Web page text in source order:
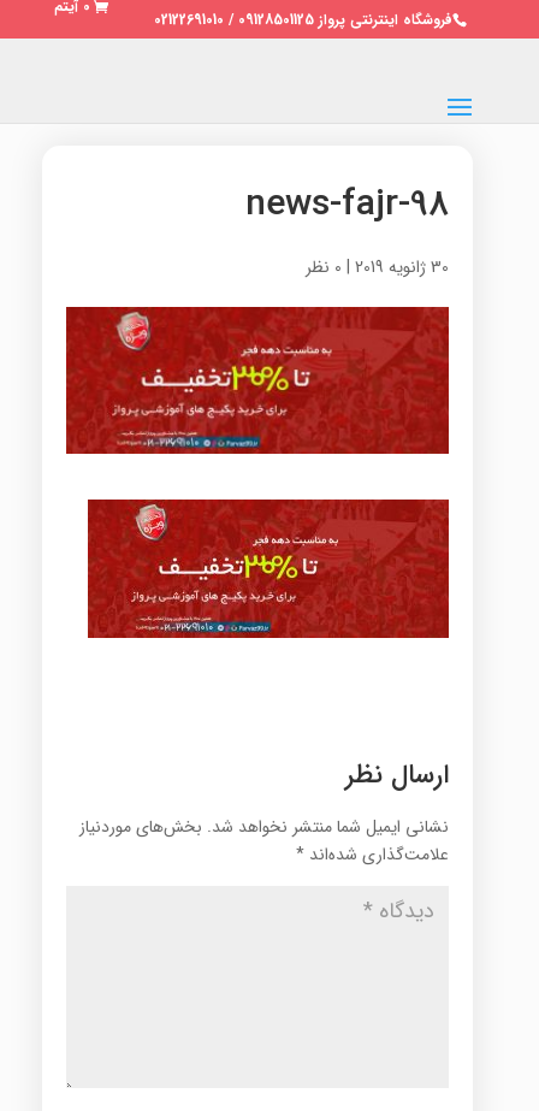
فروشگاه اینترنتی پرواز 09128501125 / 02122691010
0 آیتم
news-fajr-98
30 ژانویه 2019 | 0 نظر
ارسال نظر
نشانی ایمیل شما منتشر نخواهد شد. بخش‌های موردنیاز
علامت‌گذاری شده‌اند *